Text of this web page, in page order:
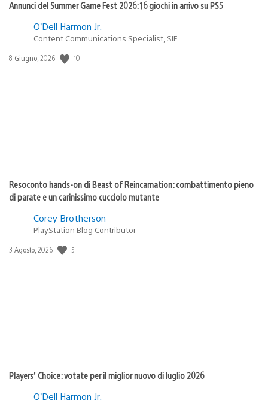
Annunci del Summer Game Fest 2026: 16 giochi in arrivo su PS5
O’Dell Harmon Jr.
Content Communications Specialist, SIE
Data
8 Giugno, 2026 10
Resoconto hands-on di Beast of Reincarnation: combattimento pieno
di parate e un carinissimo cucciolo mutante
Corey Brotherson
PlayStation Blog Contributor
Data
3 Agosto, 2026 5
Players’ Choice: votate per il miglior nuovo di luglio 2026
O’Dell Harmon Jr.